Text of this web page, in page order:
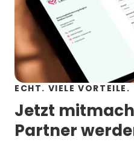
ECHT. VIELE VORTEILE.
Jetzt
Partner